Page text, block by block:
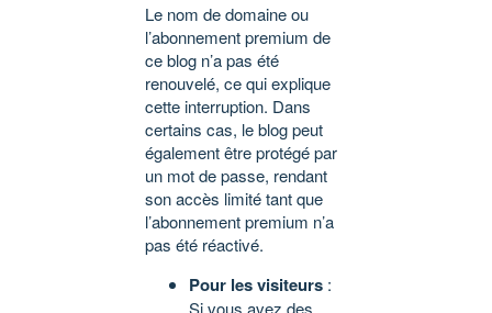
Le nom de domaine ou
l’abonnement premium de
ce blog n’a pas été
renouvelé, ce qui explique
cette interruption. Dans
certains cas, le blog peut
également être protégé par
un mot de passe, rendant
son accès limité tant que
l’abonnement premium n’a
pas été réactivé.
Pour les visiteurs :
Si vous avez des